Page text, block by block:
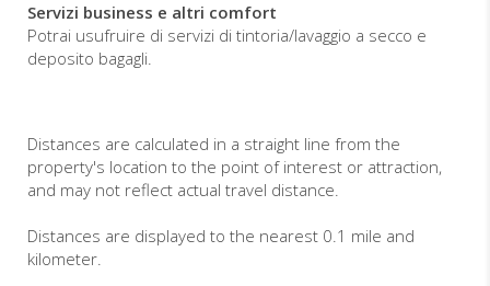
Servizi business e altri comfort
Potrai usufruire di servizi di tintoria/lavaggio a secco e
deposito bagagli.
Distances are calculated in a straight line from the
property's location to the point of interest or attraction,
and may not reflect actual travel distance.
Distances are displayed to the nearest 0.1 mile and
kilometer.